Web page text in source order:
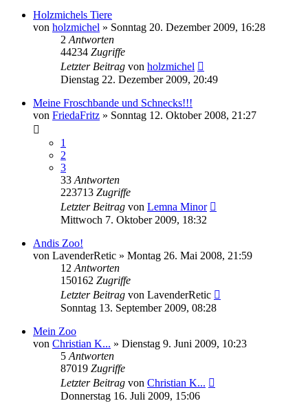
Holzmichels Tiere
von holzmichel » Sonntag 20. Dezember 2009, 16:28
2 Antworten
44234 Zugriffe
Letzter Beitrag von holzmichel
Dienstag 22. Dezember 2009, 20:49
Meine Froschbande und Schnecks!!!
von FriedaFritz » Sonntag 12. Oktober 2008, 21:27
1
2
3
33 Antworten
223713 Zugriffe
Letzter Beitrag von Lemna Minor
Mittwoch 7. Oktober 2009, 18:32
Andis Zoo!
von LavenderRetic » Montag 26. Mai 2008, 21:59
12 Antworten
150162 Zugriffe
Letzter Beitrag von LavenderRetic
Sonntag 13. September 2009, 08:28
Mein Zoo
von Christian K... » Dienstag 9. Juni 2009, 10:23
5 Antworten
87019 Zugriffe
Letzter Beitrag von Christian K...
Donnerstag 16. Juli 2009, 15:06